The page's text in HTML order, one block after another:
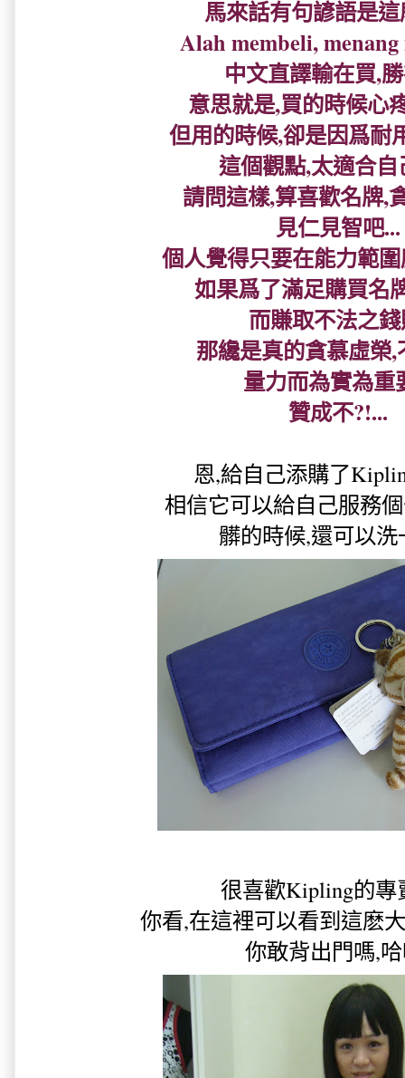
馬來話有句諺語是
Alah membeli,
中文直譯輸在買,
意思就是,買的時候心
但用的時候,卻是因爲耐
這個觀點,太適合自
請問這樣,算喜歡名牌,
見仁見智吧...
個人覺得只要在能力範
如果爲了滿足購買名
而賺取不法之
那纔是真的貪慕虛榮,
量力而為實為重
贊成不?!...
恩,給自己添購了
相信它可以給自己服務
髒的時候,還可以洗
很喜歡Kipling的專
你看,在這裡可以看到這麽
你敢背出門嗎,